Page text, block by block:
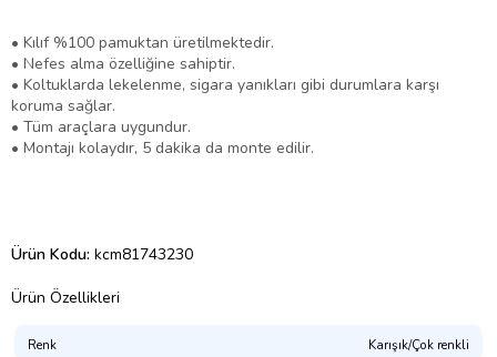
• Kılıf %100 pamuktan üretilmektedir.
• Nefes alma özelliğine sahiptir.
• Koltuklarda lekelenme, sigara yanıkları gibi durumlara karşı
koruma sağlar.
• Tüm araçlara uygundur.
• Montajı kolaydır, 5 dakika da monte edilir.
Ürün Kodu: kcm81743230
Ürün Özellikleri
Renk Karışık/Çok renkli